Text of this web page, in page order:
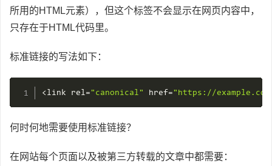
所用的HTML元素），但这个标签不会显示在网页内容中，
只存在于HTML代码里。
标准链接的写法如下：
< link rel="canonical" href="https://
何时何地需要使用标准链接？
在网站每个页面以及被第三方转载的文章中都需要：